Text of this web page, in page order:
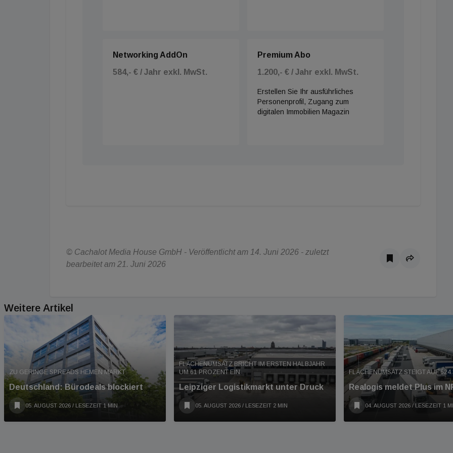
Networking AddOn
584,- € / Jahr exkl. MwSt.
Premium Abo
1.200,- € / Jahr exkl. MwSt.
Erstellen Sie Ihr ausführliches
Personenprofil, Zugang zum
digitalen Immobilien Magazin
© Cachalot Media House GmbH - Veröffentlicht am 14. Juni 2026 - zuletzt
bearbeitet am 21. Juni 2026
Weitere Artikel
ZU GERINGE SPREADS HEMEN MARKT
Deutschland: Bürodeals blockiert
05. AUGUST 2026 / LESEZEIT 1 MIN
FLÄCHENUMSATZ BRICHT IM ERSTEN HALBJAHR
UM 61 PROZENT EIN
Leipziger Logistikmarkt unter Druck
05. AUGUST 2026 / LESEZEIT 2 MIN
FLÄCHENUMSATZ STEIGT AUF
Realogis meldet Plus im
04. AUGUST 2026 / LESEZEIT 1